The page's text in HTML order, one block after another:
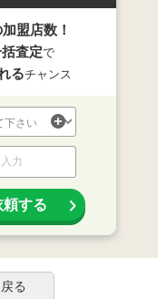
盟店数！
査定で
るチャンス
する
る